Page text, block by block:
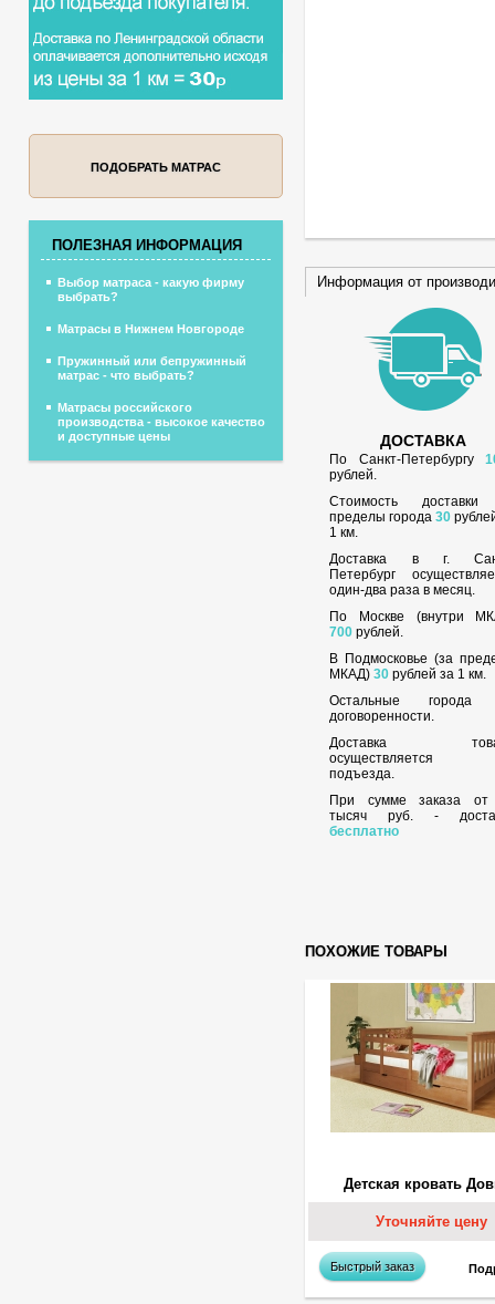
Информация от
ДОСТАВКА
По Санкт-Петербургу
рублей.
Стоимость
пределы города30
1 км.
Доставка в г.
Петербург
один-два раза в месяц.
По Москве (внутри
700 рублей.
В Подмосковье (за
МКАД)30 рублей за 1 км.
Остальные города
договоренности.
Доставка
осуществляется
подъезда.
При сумме заказа
тысяч руб. -
бесплатно
ПОХОЖИЕ ТОВАРЫ
Уточняйте цену
Детская кровать
Быстрый заказ
ПОДОБРАТЬ МАТРАС
ПОЛЕЗНАЯ ИНФОРМАЦИЯ
Выбор матраса - какую фирму
выбрать?
Матрасы в Нижнем Новгороде
Пружинный или бепружинный
матрас - что выбрать?
Матрасы российского
производства - высокое качество
и доступные цены